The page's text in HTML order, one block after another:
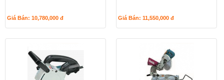
Giá Bán: 10,780,000 đ Giá Bán: 11,550,000 đ